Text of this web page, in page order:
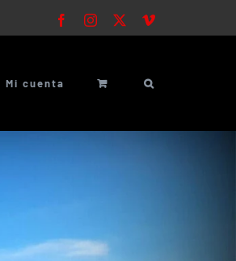
FacebookInstagram Vimeo
Mi cuenta